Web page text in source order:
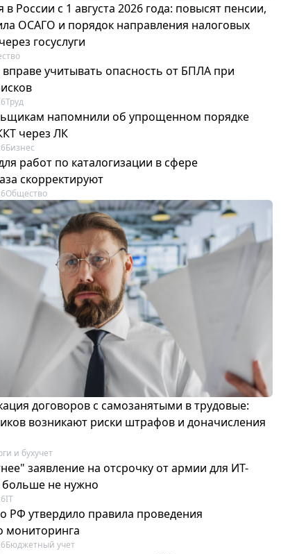
в России с 1 августа 2026 года: повысят пенсии,
ОСАГО и порядок направления налоговых
госуслуги
вправе учитывать опасность от БПЛА при
Труд
напомнили об упрощенном порядке
через ЛК
Бизнес
работ по каталогизации в сфере
скорректируют
Общество
договоров с самозанятыми в трудовые:
возникают риски штрафов и доначисления
и бухучет
заявление на отсрочку от армии для ИТ-
больше не нужно
IT
РФ утвердило правила проведения
мониторинга
Бюджетный учет